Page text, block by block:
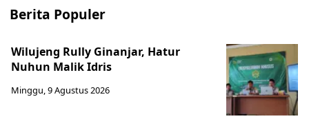
Berita Populer
Wilujeng Rully Ginanjar, Hatur
Nuhun Malik Idris
Minggu, 9 Agustus 2026